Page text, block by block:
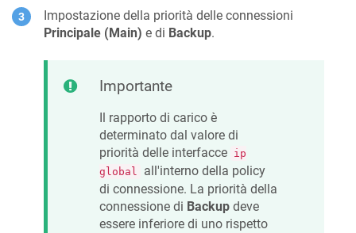
Impostazione della priorità delle connessioni
Principale (Main) e di Backup.
Importante
Il rapporto di carico è
determinato dal valore di
priorità delle interfacce ip
global
all'interno della policy
di connessione. La priorità della
connessione di Backup deve
essere inferiore di uno rispetto